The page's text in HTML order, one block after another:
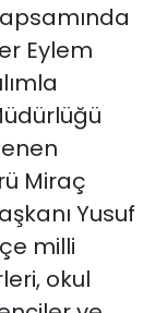
Eylem
Miraç
Yusuf
milli
okul